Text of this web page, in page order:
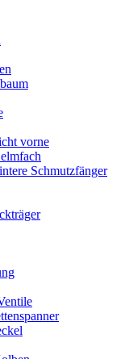
vorne
Schmutzfänger